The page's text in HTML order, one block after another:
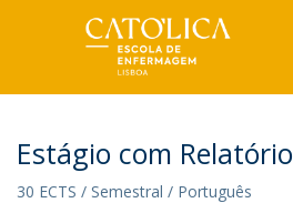
Estágio com Relatório
30 ECTS / Semestral / Português